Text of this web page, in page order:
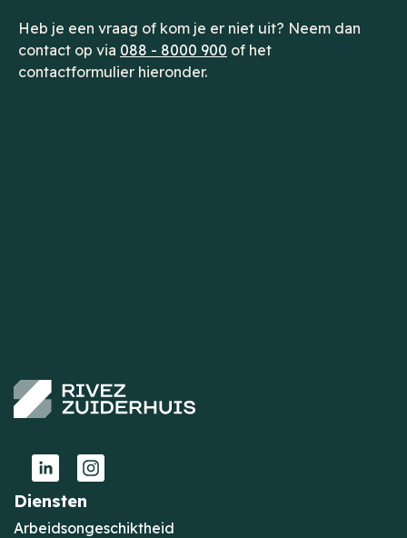
Heb je een vraag of kom je er niet uit? Neem dan
contact op via 088 - 8000 900 of het
contactformulier hieronder.
Diensten
Arbeidsongeschiktheid